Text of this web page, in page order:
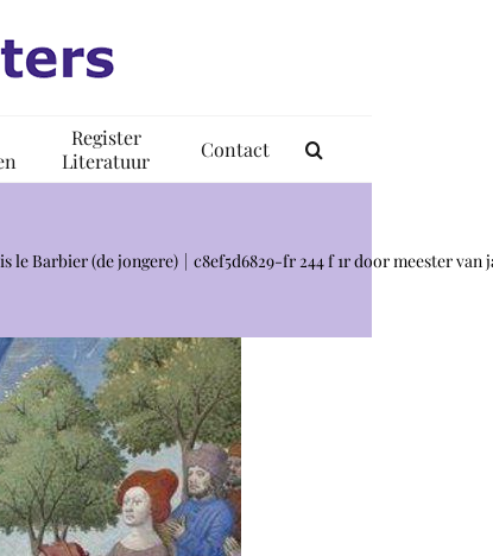
Register
Literatuur
Contact
le Barbier (de jongere) c8ef5d6829-fr 244 f 1r door meester van